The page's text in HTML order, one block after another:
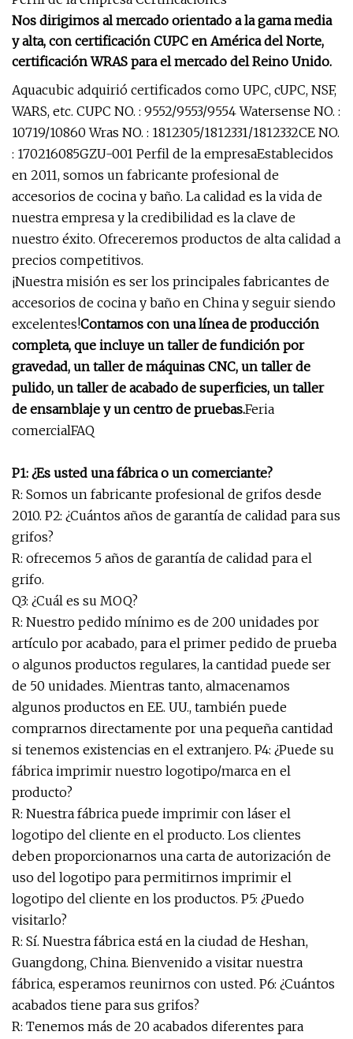
Nos dirigimos al mercado orientado a la gama media
y alta, con certificación CUPC en América del Norte,
certificación WRAS para el mercado del Reino Unido.
Aquacubic adquirió certificados como UPC, cUPC, NSF,
WARS, etc. CUPC NO. : 9552/9553/9554 Watersense NO. :
10719/10860 Wras NO. : 1812305/1812331/1812332CE NO.
: 170216085GZU-001 Perfil de la empresaEstablecidos
en 2011, somos un fabricante profesional de
accesorios de cocina y baño. La calidad es la vida de
nuestra empresa y la credibilidad es la clave de
nuestro éxito. Ofreceremos productos de alta calidad a
precios competitivos.
¡Nuestra misión es ser los principales fabricantes de
accesorios de cocina y baño en China y seguir siendo
excelentes!Contamos con una línea de producción
completa, que incluye un taller de fundición por
gravedad, un taller de máquinas CNC, un taller de
pulido, un taller de acabado de superficies, un taller
de ensamblaje y un centro de pruebas.Feria
comercialFAQ
P1: ¿Es usted una fábrica o un comerciante?
R: Somos un fabricante profesional de grifos desde
2010. P2: ¿Cuántos años de garantía de calidad para sus
grifos?
R: ofrecemos 5 años de garantía de calidad para el
grifo.
Q3: ¿Cuál es su MOQ?
R: Nuestro pedido mínimo es de 200 unidades por
artículo por acabado, para el primer pedido de prueba
o algunos productos regulares, la cantidad puede ser
de 50 unidades. Mientras tanto, almacenamos
algunos productos en EE. UU., también puede
comprarnos directamente por una pequeña cantidad
si tenemos existencias en el extranjero. P4: ¿Puede su
fábrica imprimir nuestro logotipo/marca en el
producto?
R: Nuestra fábrica puede imprimir con láser el
logotipo del cliente en el producto. Los clientes
deben proporcionarnos una carta de autorización de
uso del logotipo para permitirnos imprimir el
logotipo del cliente en los productos. P5: ¿Puedo
visitarlo?
R: Sí. Nuestra fábrica está en la ciudad de Heshan,
Guangdong, China. Bienvenido a visitar nuestra
fábrica, esperamos reunirnos con usted. P6: ¿Cuántos
acabados tiene para sus grifos?
R: Tenemos más de 20 acabados diferentes para